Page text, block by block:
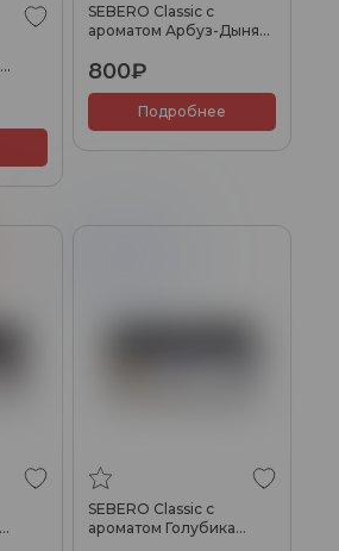
SEBERO Classic с
ароматом Арбуз-Дыня
800₽
Подробнее
SEBERO Classic с
ароматом Голубика